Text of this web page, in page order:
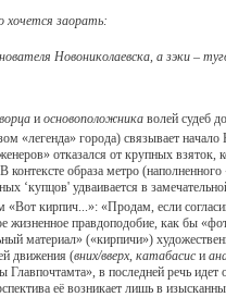
хочется заорать:
Новониколаевска, а зэки
и основоположника волей судеб
«легенда» города) связывает
отказался от крупных
образа метро
удваивается в
«Вот кирпич...»: «Продам, если
правдоподобие, как бы
материал» («кирпичи»)
движения (вних/вверх, катабасис и
в последней речь идет
её возникает лишь в